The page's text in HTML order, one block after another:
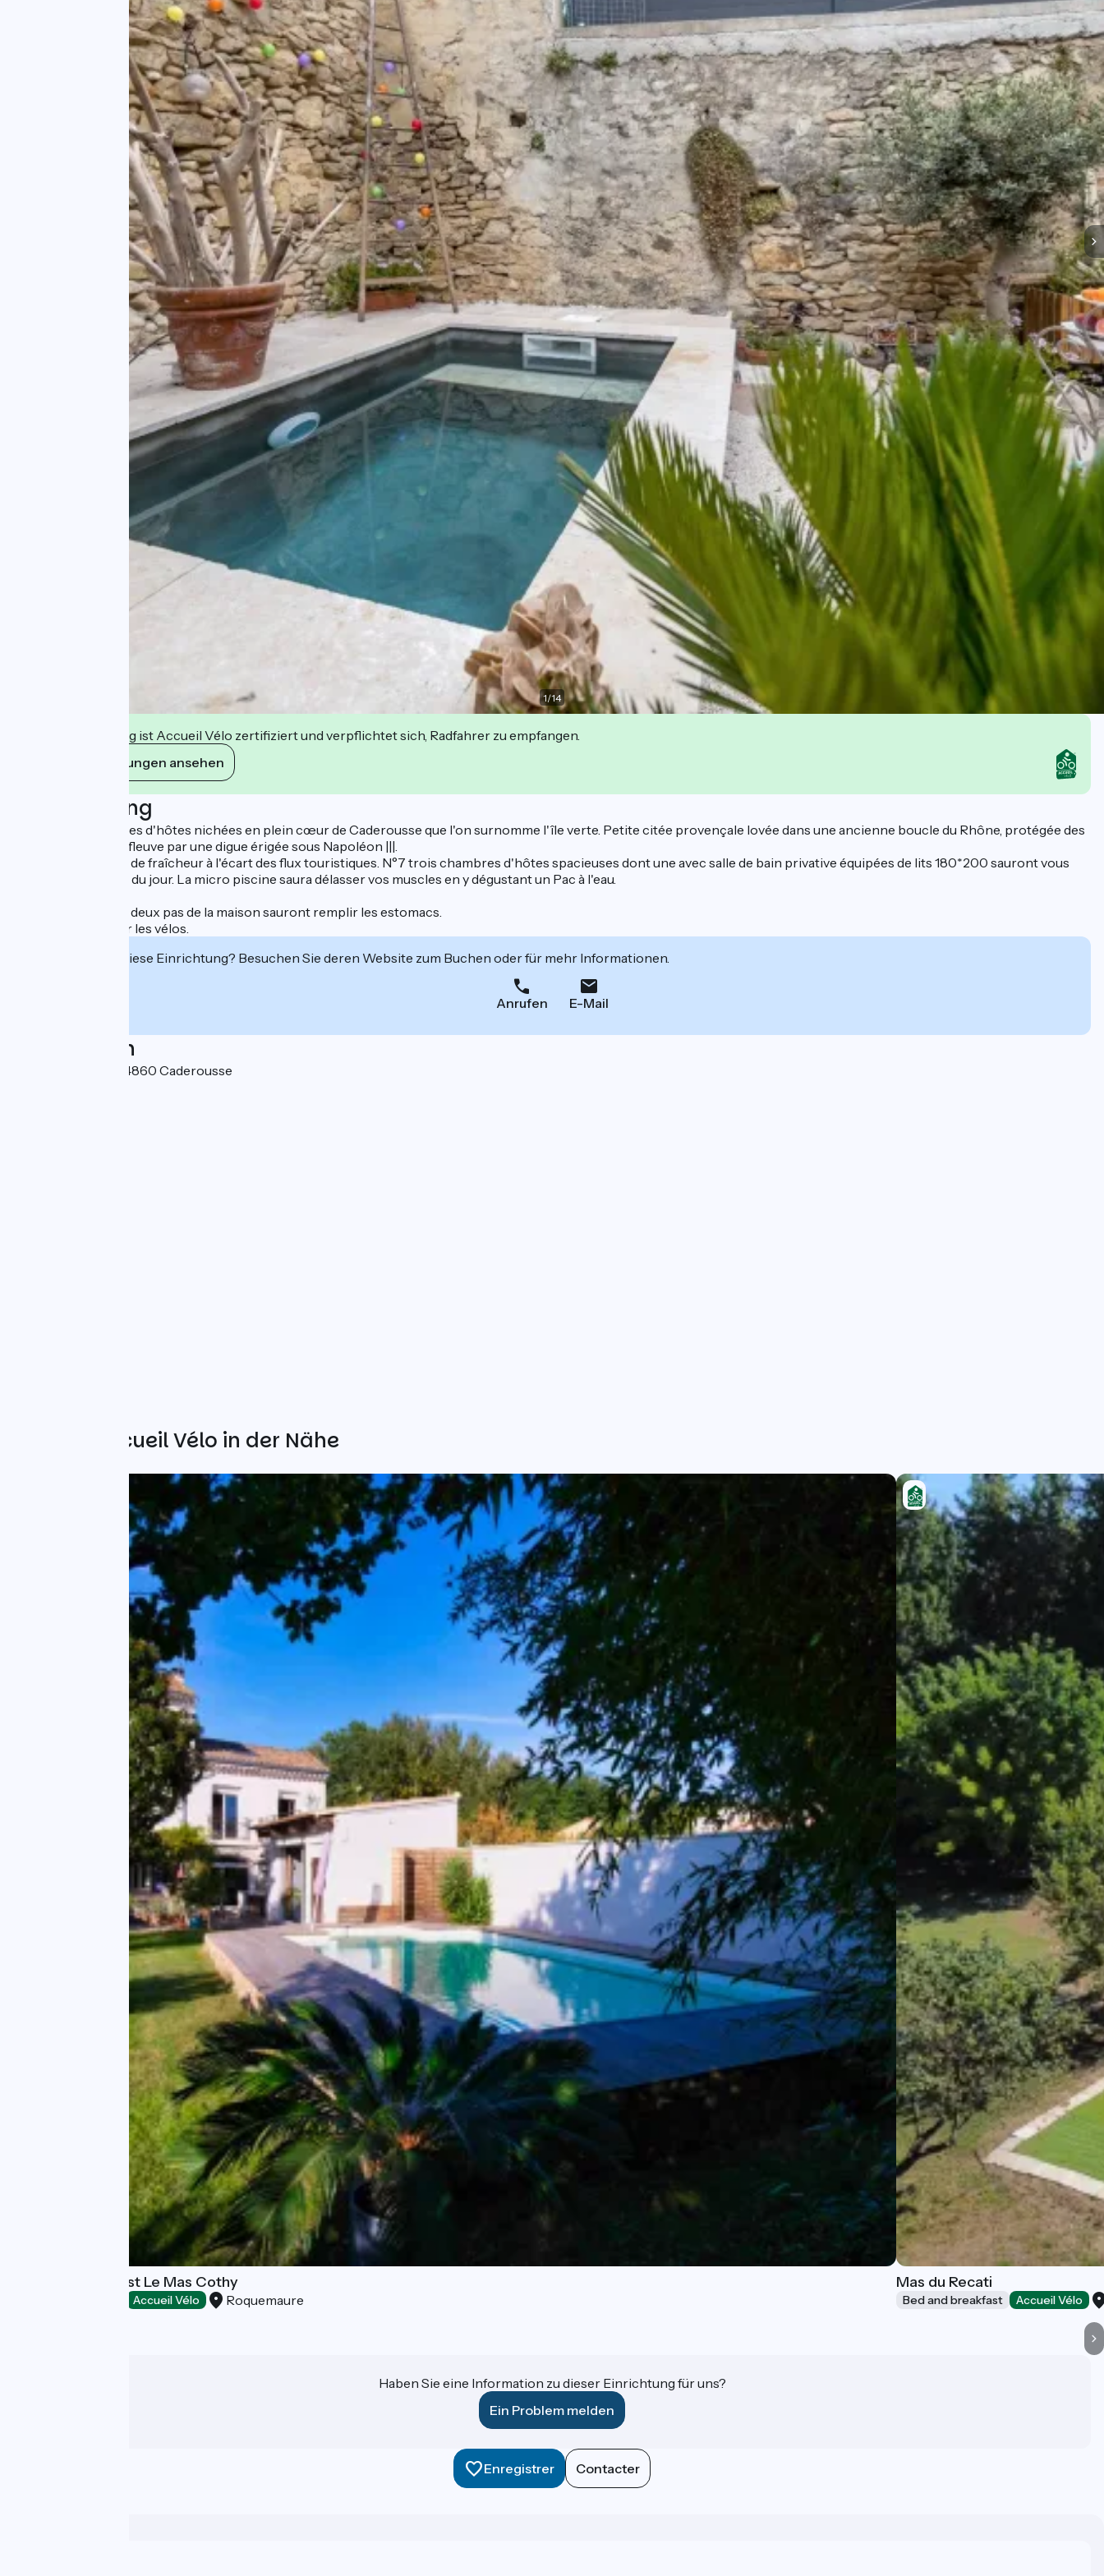
1/14
Diese Einrichtung ist Accueil Vélo zertifiziert und verpflichtet sich, Radfahrer zu empfangen.
Ihre Verpflichtungen ansehen
Beschreibung
Trois jolies chambres d'hôtes nichées en plein cœur de Caderousse que l'on surnomme l'île verte. Petite citée provençale lovée dans une ancienne boucle du Rhône, protégée des
assauts répétés du fleuve par une digue érigée sous Napoléon |||.
Une véritable oasis de fraîcheur à l'écart des flux touristiques. N°7 trois chambres d'hôtes spacieuses dont une avec salle de bain privative équipées de lits 180*200 sauront vous
faire oublier l'étape du jour. La micro piscine saura délasser vos muscles en y dégustant un Pac à l'eau.
Deux restaurants à deux pas de la maison sauront remplir les estomacs.
Local sécurisé pour les vélos.
Interessiert Sie diese Einrichtung? Besuchen Sie deren Website zum Buchen oder für mehr Informationen.
Anrufen E-Mail
Localisation
7 rue Saint Louis 84860 Caderousse
Weitere Accueil Vélo in der Nähe
Bed and breakfast Le Mas Cothy
Accueil Vélo Roquemaure
Mas du Recati
Bed and breakfast Accueil Vélo
Haben Sie eine Information zu dieser Einrichtung für uns?
Ein Problem melden
Enregistrer Contacter